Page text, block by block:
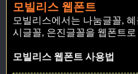
모빌리스 웹폰트
모빌리스에서는 나눔글꼴,
시글꼴, 은진글꼴을 웹폰트
모빌리스 웹폰트 사용법